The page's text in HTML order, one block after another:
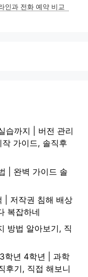
인과 전화 예약 비교
습까지 | 버전 관리
가이드, 솔직후
| 완벽 가이드 솔
| 저작권 침해 배상
복잡하네
방법 알아보기, 직
학년 4학년 | 과학
후기, 직접 해보니